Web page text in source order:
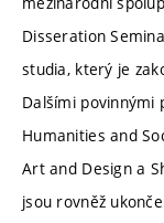
Disseration
studia, který je
Dalšími povinnými
Humanities and
Art and Design a
jsou rovněž